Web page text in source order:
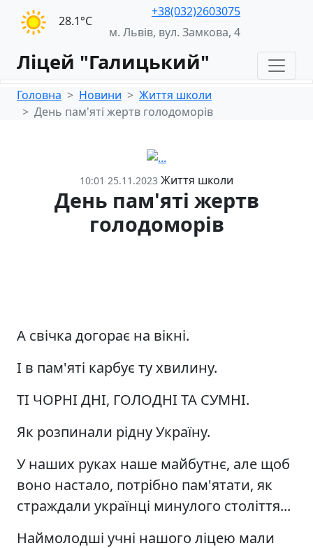
28.1°С
+38(032)2603075
м. Львів, вул. Замкова, 4
Ліцей "Галицький"
Головна Новини
Життя школи
День пам'яті жертв голодоморів
10:01 25.11.2023 Життя школи
День пам'яті жертв
голодоморів
А свічка догорає на вікні.
І в пам'яті карбує ту хвилину.
ТІ ЧОРНІ ДНІ, ГОЛОДНІ ТА СУМНІ.
Як розпинали рідну Україну.
У наших руках наше майбутнє, але щоб
воно настало, потрібно пам'ятати, як
страждали українці минулого століття...
Наймолодші учні нашого ліцею мали